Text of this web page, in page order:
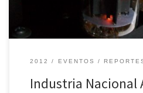
2012 EVENTOS
Industria Nacional